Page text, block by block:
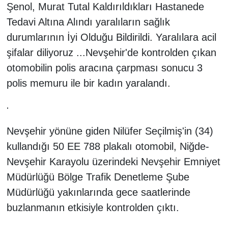
Şenol, Murat Tutal Kaldırıldıkları Hastanede
Tedavi Altına Alındı yaralıların sağlık
durumlarının İyi Olduğu Bildirildi. Yaralılara acil
şifalar diliyoruz ...Nevşehir'de kontrolden çıkan
otomobilin polis aracına çarpması sonucu 3
polis memuru ile bir kadın yaralandı.
Nevşehir yönüne giden Nilüfer Seçilmiş'in (34)
kullandığı 50 EE 788 plakalı otomobil, Niğde-
Nevşehir Karayolu üzerindeki Nevşehir Emniyet
Müdürlüğü Bölge Trafik Denetleme Şube
Müdürlüğü yakınlarında gece saatlerinde
buzlanmanın etkisiyle kontrolden çıktı.
Aksaray
Kırşehir
Yerel
Kültür - Sanat
Politika
Magazin